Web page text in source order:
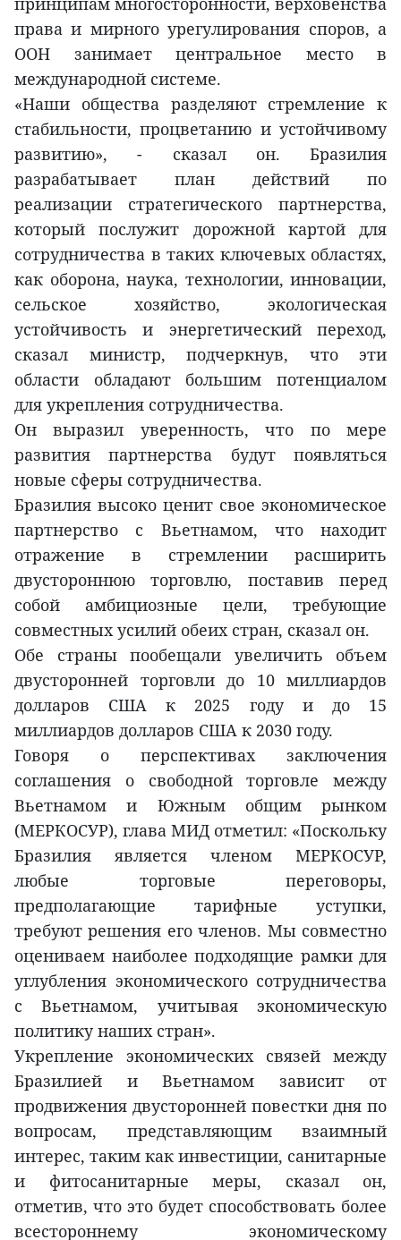
права и мирного урегулирования споров, а
ООН занимает центральное место в
международной системе.
«Наши общества разделяют стремление к
стабильности, процветанию и устойчивому
развитию», - сказал он. Бразилия
разрабатывает план действий по
реализации стратегического партнерства,
который послужит дорожной картой для
сотрудничества в таких ключевых областях,
как оборона, наука, технологии, инновации,
сельское хозяйство, экологическая
устойчивость и энергетический переход,
сказал министр, подчеркнув, что эти
области обладают большим потенциалом
для укрепления сотрудничества.
Он выразил уверенность, что по мере
развития партнерства будут появляться
новые сферы сотрудничества.
Бразилия высоко ценит свое экономическое
партнерство с Вьетнамом, что находит
отражение в стремлении расширить
двустороннюю торговлю, поставив перед
собой амбициозные цели, требующие
совместных усилий обеих стран, сказал он.
Обе страны пообещали увеличить объем
двусторонней торговли до 10 миллиардов
долларов США к 2025 году и до 15
миллиардов долларов США к 2030 году.
Говоря о перспективах заключения
соглашения о свободной торговле между
Вьетнамом и Южным общим рынком
(МЕРКОСУР), глава МИД отметил: «Поскольку
Бразилия является членом МЕРКОСУР,
любые торговые переговоры,
предполагающие тарифные уступки,
требуют решения его членов. Мы совместно
оцениваем наиболее подходящие рамки для
углубления экономического сотрудничества
с Вьетнамом, учитывая экономическую
политику наших стран».
Укрепление экономических связей между
Бразилией и Вьетнамом зависит от
продвижения двусторонней повестки дня по
вопросам, представляющим взаимный
интерес, таким как инвестиции, санитарные
и фитосанитарные меры, сказал он,
отметив, что это будет способствовать более
всестороннему экономическому